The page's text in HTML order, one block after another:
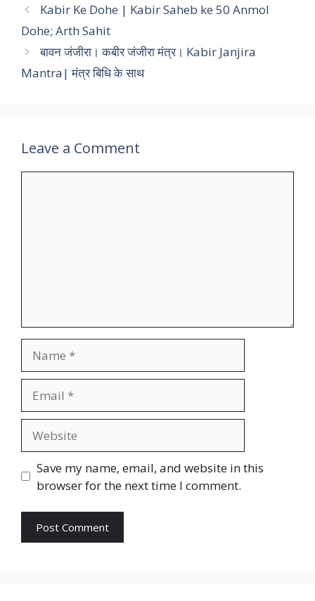
Kabir Ke Dohe | Kabir Saheb ke 50 Anmol
Dohe; Arth Sahit
बावन जंजीरा। कबीर जंजीरा मंत्र। Kabir Janjira
Mantra| मंत्र बिधि के साथ
Leave a Comment
Save my name, email, and website in this
browser for the next time I comment.